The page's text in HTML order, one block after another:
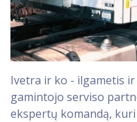
Ivetra ir ko - ilgametis
gamintojo serviso
ekspertų komandą,